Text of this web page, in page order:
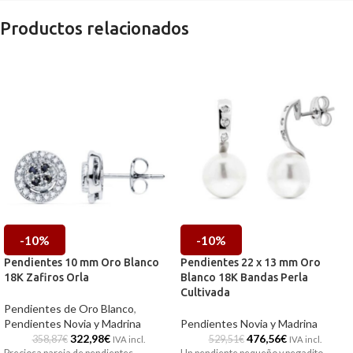
Productos relacionados
-10%
Pendientes 10 mm Oro Blanco
18K Zafiros Orla
Pendientes de Oro Blanco,
Pendientes Novia y Madrina
358,87€ 322,98€ IVA incl.
-10%
Pendientes 22 x 13 mm Oro
Blanco 18K Bandas Perla
Cultivada
Pendientes Novia y Madrina
529,51€ 476,56€ IVA incl.